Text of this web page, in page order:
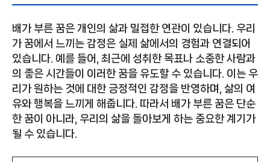
배가 부른 꿈은 개인의 삶과 밀접한 연관이 있습니다. 우리
가 꿈에서 느끼는 감정은 실제 삶에서의 경험과 연결되어
있습니다. 예를 들어, 최근에 성취한 목표나 소중한 사람과
의 좋은 시간들이 이러한 꿈을 유도할 수 있습니다. 이는 우
리가 원하는 것에 대한 긍정적인 감정을 반영하며, 삶의 여
유와 행복을 느끼게 해줍니다. 따라서 배가 부른 꿈은 단순
한 꿈이 아니라, 우리의 삶을 돌아보게 하는 중요한 계기가
될 수 있습니다.